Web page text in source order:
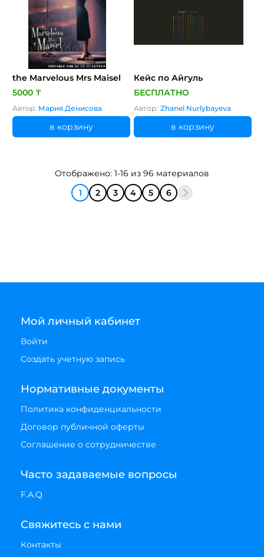
the Marvelous Mrs Maisel
5000 ₸
Автор: Мария Денисова
в корзину
Кейс по Айгуль
БЕСПЛАТНО
Автор: Zhanel Nurlybayeva
в корзину
Отображено: 1-16 из 96 материалов
1
2 3 4 5 6
Мой личный кабинет
Войти
Создать учетную запись
Нормативные документы
Политика конфиденциальности
Договор публичной оферты
Соглашение о сотрудничестве
Часто задаваемые вопросы
F.A.Q
Свяжитесь с нами
Контакты